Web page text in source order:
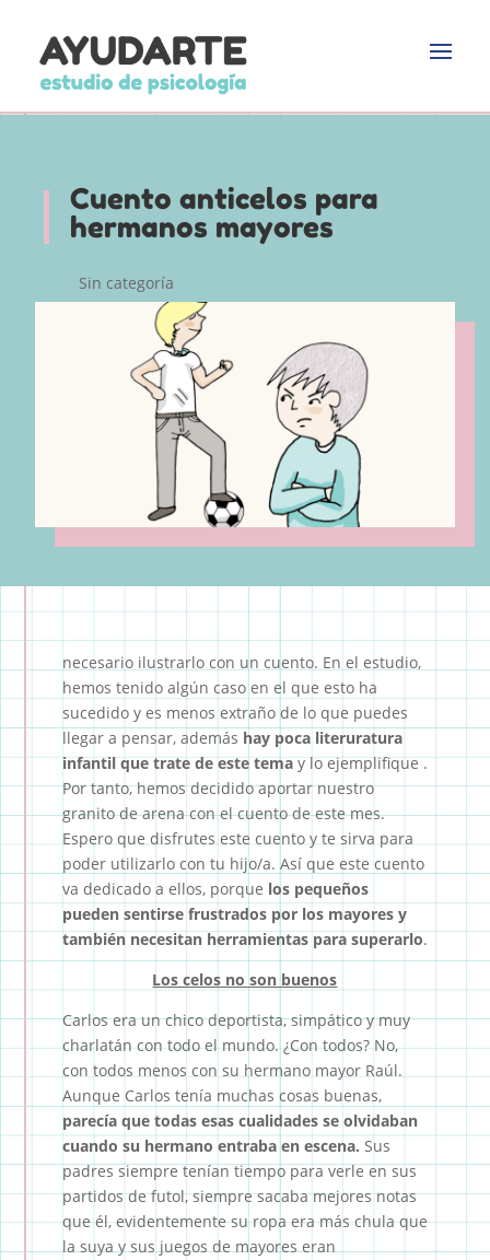
Cuento anticelos para
hermanos mayores
Sin categoría
necesario ilustrarlo con un cuento. En el estudio,
hemos tenido algún caso en el que esto ha
sucedido y es menos extraño de lo que puedes
llegar a pensar, además hay poca literuratura
infantil que trate de este temay lo ejemplifique .
Por tanto, hemos decidido aportar nuestro
granito de arena con el cuento de este mes.
Espero que disfrutes este cuento y te sirva para
poder utilizarlo con tu hijo/a. Así que este cuento
va dedicado a ellos, porque los pequeños
pueden sentirse frustrados por los mayores y
también necesitan herramientas para superarlo.
Los celos no son buenos
Carlos era un chico deportista, simpático y muy
charlatán con todo el mundo. ¿Con todos? No,
con todos menos con su hermano mayor Raúl.
Aunque Carlos tenía muchas cosas buenas,
parecía que todas esas cualidades se olvidaban
cuando su hermano entraba en escena. Sus
padres siempre tenían tiempo para verle en sus
partidos de futol, siempre sacaba mejores notas
que él, evidentemente su ropa era más chula que
la suya y sus juegos de mayores eran